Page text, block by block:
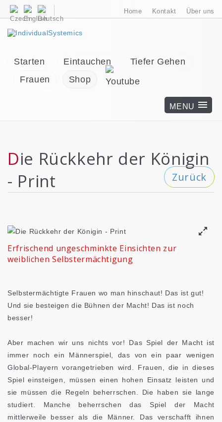
Home Kontakt Über uns
Starten Eintauchen
Tiefer Gehen
Frauen
Shop
Die Rückkehr der Königin
- Print
Zurück
Erfrischend ungeschminkte Einsichten zur
weiblichen Selbstermächtigung
Selbstermächtigte Frauen wo man hinschaut! Das ist gut!
Und sie besteigen die Bühnen der Macht! Das ist noch
besser!
Aber machen wir uns nichts vor! Das Spiel der Macht ist
immer noch ein Männerspiel, das von ein paar wenigen
Global-Playern vorangetrieben wird. Frauen, die in dieses
Spiel einsteigen, müssen einen hohen Einsatz leisten und
sie müssen die Regeln beherrschen. Die haben sie lange
studiert. Manche beherrschen das Spiel der Macht
mittlerweile besser als die Männer. Das verschafft ihnen